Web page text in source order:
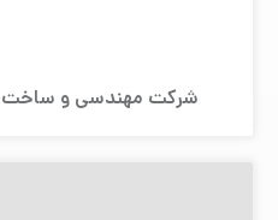
شرکت مهندسی و ساخت